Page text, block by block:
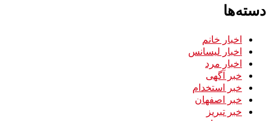
دسته‌ها
اخبار خانم
اخبار لیسانس
اخبار مرد
خبر آگهی
خبر استخدام
خبر اصفهان
خبر تبریز